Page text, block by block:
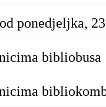
ponedjeljka,
bibliobusa